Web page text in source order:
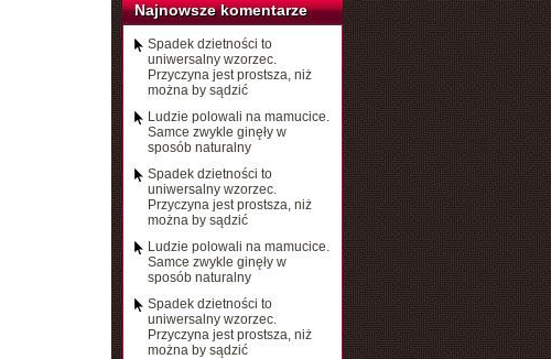
Najnowsze komentarze
Spadek dzietności to
uniwersalny wzorzec.
Przyczyna jest prostsza, niż
można by sądzić
Ludzie polowali na mamucice.
Samce zwykle ginęły w
sposób naturalny
Spadek dzietności to
uniwersalny wzorzec.
Przyczyna jest prostsza, niż
można by sądzić
Ludzie polowali na mamucice.
Samce zwykle ginęły w
sposób naturalny
Spadek dzietności to
uniwersalny wzorzec.
Przyczyna jest prostsza, niż
można by sądzić